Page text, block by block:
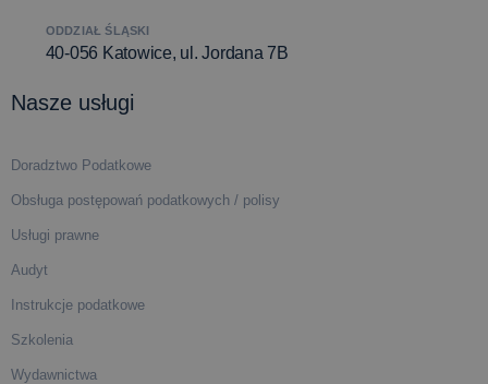
ODDZIAŁ ŚLĄSKI
40-056 Katowice, ul. Jordana 7B
Nasze usługi
Doradztwo Podatkowe
Obsługa postępowań podatkowych / polisy
Usługi prawne
Audyt
Instrukcje podatkowe
Szkolenia
Wydawnictwa